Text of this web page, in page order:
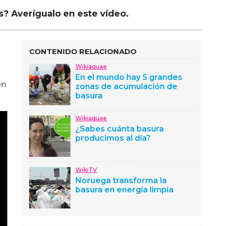
Averígualo en este vídeo.
CONTENIDO RELACIONADO
Wikiaquae
En el mundo hay 5 grandes
zonas de acumulación de
basura
Wikiaquae
¿Sabes cuánta basura
producimos al día?
WikiTV
Noruega transforma la
basura en energía limpia